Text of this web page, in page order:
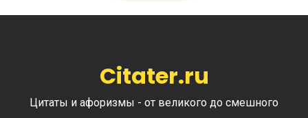
Citater.ru
Цитаты и афоризмы - от великого до смешного